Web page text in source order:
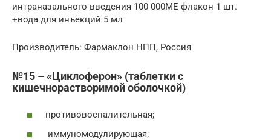
интраназального введения 100 000МЕ флакон 1 шт.
+вода для инъекций 5 мл
Производитель: Фармаклон НПП, Россия
№15 – «Циклоферон» (таблетки с
кишечнорастворимой оболочкой)
противовоспалительная;
иммуномодулирующая;